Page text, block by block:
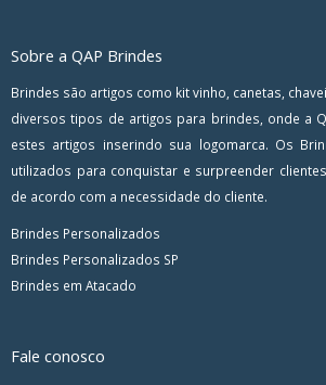
Sobre a QAP Brindes
Brindes são artigos como kit vinho, canetas,
diversos tipos de artigos para brindes, onde a
estes artigos inserindo sua logomarca. Os
utilizados para conquistar e surpreender
de acordo com a necessidade do cliente.
Brindes Personalizados
Brindes Personalizados SP
Brindes em Atacado
Fale conosco